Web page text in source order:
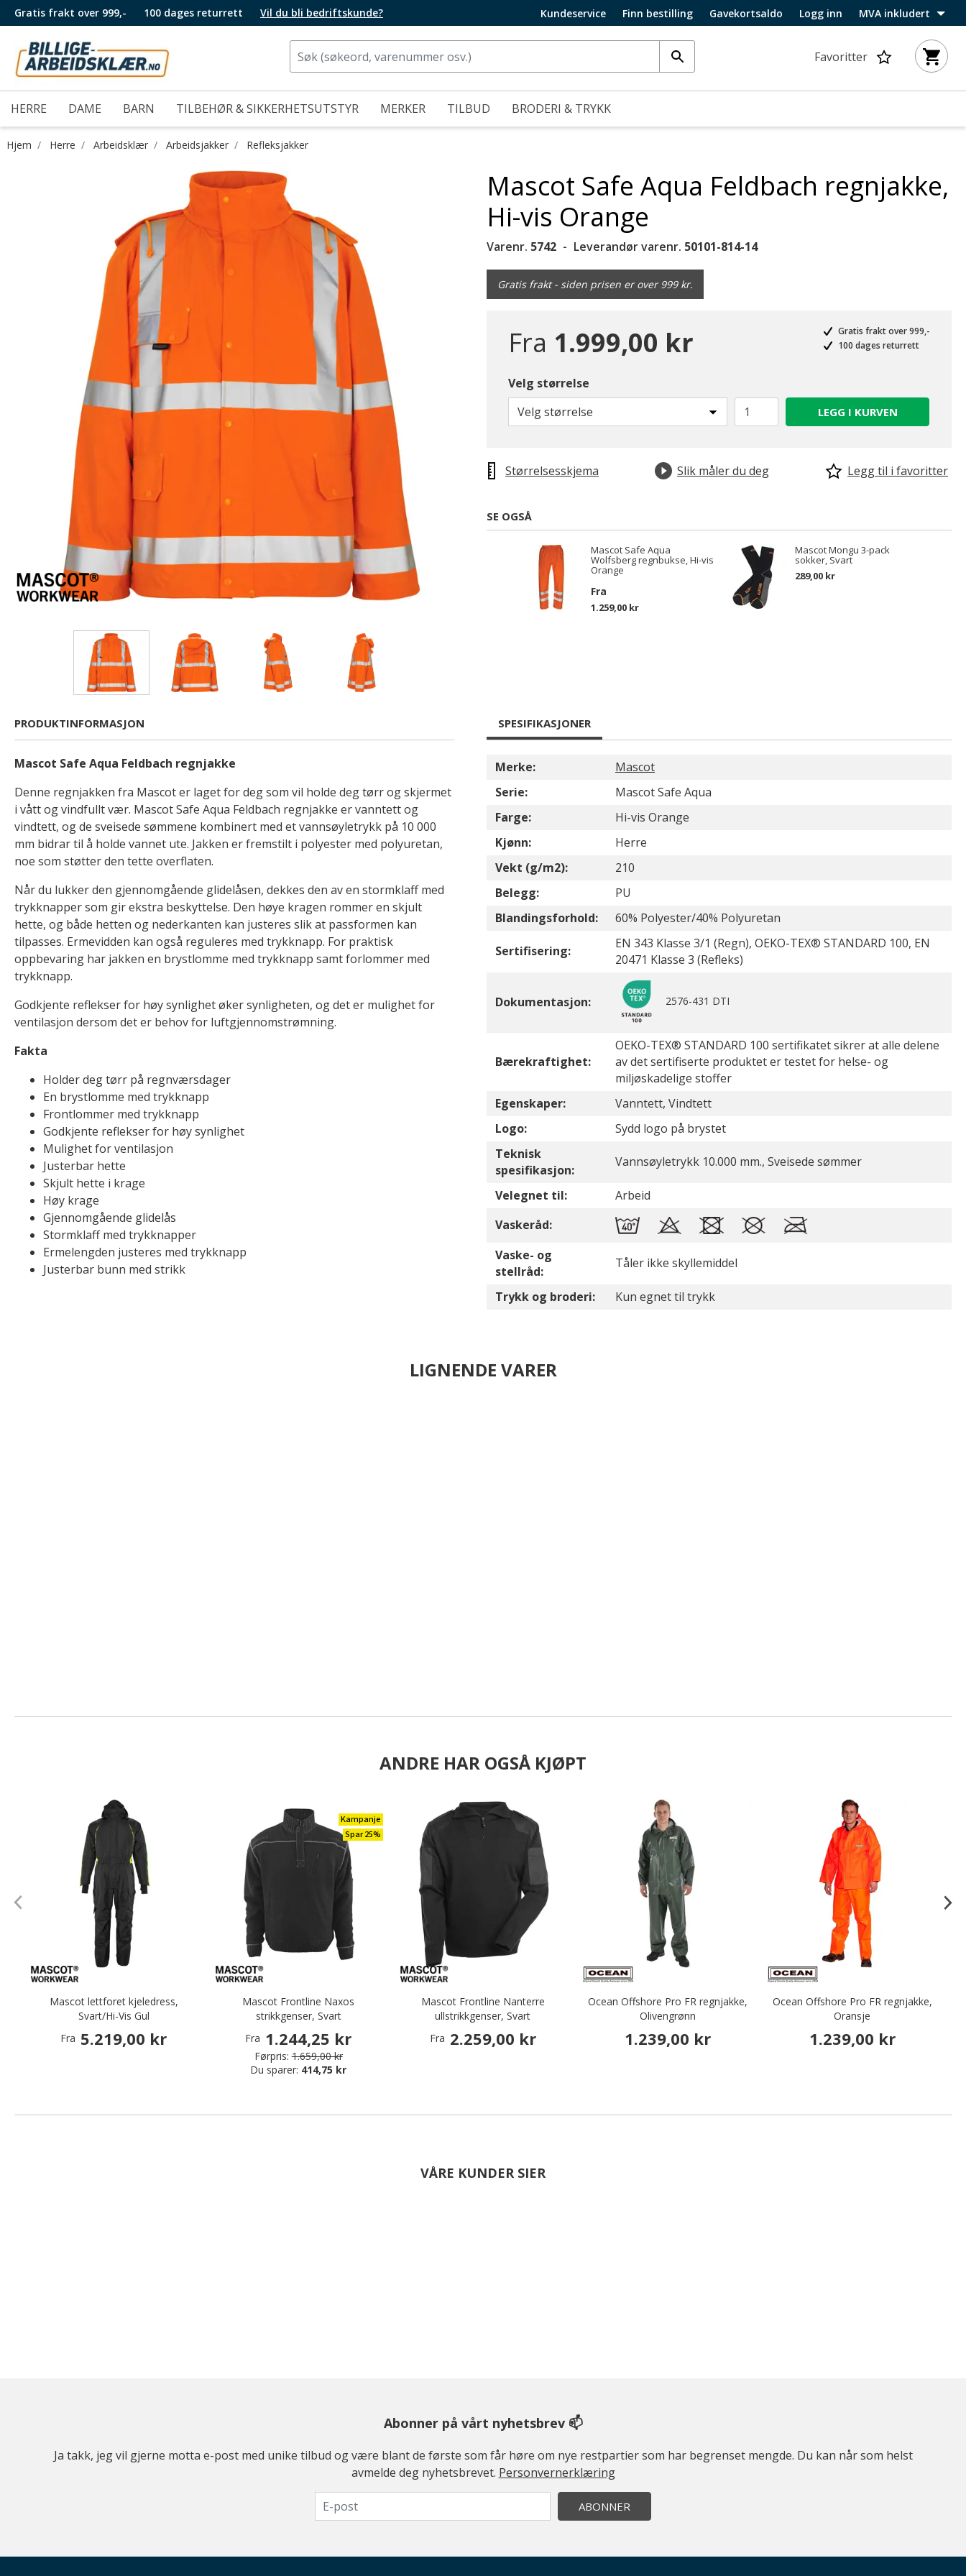
Gratis frakt over 999,- 100 dages returrett Vil du bli bedriftskunde? Kundeservice Finn bestilling Gavekortsaldo Logg inn MVA inkludert
Favoritter
HERRE DAME BARN TILBEHØR & SIKKERHETSUTSTYR MERKER TILBUD BRODERI & TRYKK
Hjem Herre Arbeidsklær Arbeidsjakker Refleksjakker
Mascot Safe Aqua Feldbach regnjakke,
Hi-vis Orange
Varenr. 5742 Leverandør varenr. 50101-814-14
Gratis frakt - siden prisen er over 999 kr.
Fra 1.999,00 kr
Gratis frakt over 999,-
100 dages returrett
Velg størrelse
Velg størrelse
LEGG I KURVEN
Størrelsesskjema Slik måler du deg Legg til i favoritter
SE OGSÅ
Mascot Safe Aqua
Wolfsberg regnbukse, Hi-vis
Orange
Fra
1.259,00 kr
Mascot Mongu 3-pack
sokker, Svart
289,00 kr
PRODUKTINFORMASJON
Mascot Safe Aqua Feldbach regnjakke
Denne regnjakken fra Mascot er laget for deg som vil holde deg tørr og skjermet
i vått og vindfullt vær. Mascot Safe Aqua Feldbach regnjakke er vanntett og
vindtett, og de sveisede sømmene kombinert med et vannsøyletrykk på 10 000
mm bidrar til å holde vannet ute. Jakken er fremstilt i polyester med polyuretan,
noe som støtter den tette overflaten.
Når du lukker den gjennomgående glidelåsen, dekkes den av en stormklaff med
trykknapper som gir ekstra beskyttelse. Den høye kragen rommer en skjult
hette, og både hetten og nederkanten kan justeres slik at passformen kan
tilpasses. Ermevidden kan også reguleres med trykknapp. For praktisk
oppbevaring har jakken en brystlomme med trykknapp samt forlommer med
trykknapp.
Godkjente reflekser for høy synlighet øker synligheten, og det er mulighet for
ventilasjon dersom det er behov for luftgjennomstrømning.
Fakta
Holder deg tørr på regnværsdager
En brystlomme med trykknapp
Frontlommer med trykknapp
Godkjente reflekser for høy synlighet
Mulighet for ventilasjon
Justerbar hette
Skjult hette i krage
Høy krage
Gjennomgående glidelås
Stormklaff med trykknapper
Ermelengden justeres med trykknapp
Justerbar bunn med strikk
SPESIFIKASJONER
Merke:
Mascot
Serie:
Mascot Safe Aqua
Farge:
Hi-vis Orange
Kjønn:
Herre
Vekt (g/m2):
210
Belegg:
PU
Blandingsforhold:
60% Polyester/40% Polyuretan
Sertifisering:
EN 343 Klasse 3/1 (Regn), OEKO-TEX® STANDARD 100, EN
20471 Klasse 3 (Refleks)
Dokumentasjon: 2576-431 DTI
Bærekraftighet:
OEKO-TEX® STANDARD 100 sertifikatet sikrer at alle delene
av det sertifiserte produktet er testet for helse- og
miljøskadelige stoffer
Egenskaper:
Vanntett, Vindtett
Logo:
Sydd logo på brystet
Teknisk
spesifikasjon:
Vannsøyletrykk 10.000 mm., Sveisede sømmer
Velegnet til:
Arbeid
Vaskeråd:
Vaske- og
stellråd:
Tåler ikke skyllemiddel
Trykk og broderi: Kun egnet til trykk
LIGNENDE VARER
ANDRE HAR OGSÅ KJØPT
Mascot lettforet kjeledress,
Svart/Hi-Vis Gul
Fra 5.219,00 kr
Kampanje
Spar 25%
Mascot Frontline Naxos
strikkgenser, Svart
Fra 1.244,25 kr
Førpris: 1.659,00 kr
Du sparer: 414,75 kr
Mascot Frontline Nanterre
ullstrikkgenser, Svart
Fra 2.259,00 kr
Ocean Offshore Pro FR regnjakke,
Olivengrønn
1.239,00 kr
Ocean Offshore Pro FR regnjakke,
Oransje
1.239,00 kr
VÅRE KUNDER SIER
Abonner på vårt nyhetsbrev 📫
Ja takk, jeg vil gjerne motta e-post med unike tilbud og være blant de første som får høre om nye restpartier som har begrenset mengde. Du kan når som helst
avmelde deg nyhetsbrevet. Personvernerklæring
ABONNER